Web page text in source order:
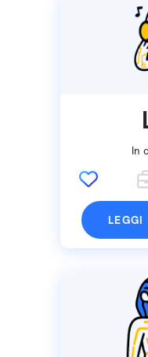
In
LEGGI